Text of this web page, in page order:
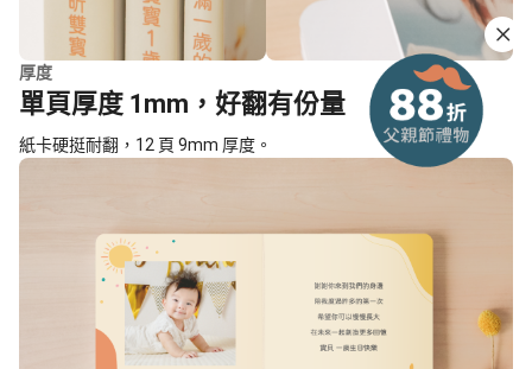
厚度
單頁厚度 1mm，好翻有份量
紙卡硬挺耐翻，12 頁 9mm 厚度。